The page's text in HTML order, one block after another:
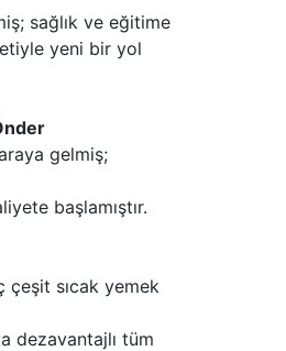
sağlık ve eğitime
yeni bir yol
gelmiş;
başlamıştır.
çeşit sıcak yemek
dezavantajlı tüm